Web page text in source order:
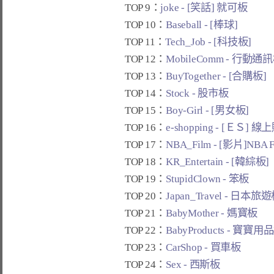
TOP 9：joke - [笑話] 就可板
TOP 10：Baseball - [棒球]
TOP 11：Tech_Job - [科技板]
TOP 12：MobileComm - 行動通
TOP 13：BuyTogether - [合購板]
TOP 14： Stock - 股市板
TOP 15：Boy-Girl - [男女板]
TOP 16：e-shopping - [ＥＳ] 線
TOP 17：NBA_Film - [影片]NBA
TOP 18：KR_Entertain - [韓綜板]
TOP 19： StupidClown - 笨板
TOP 20：Japan_Travel - 日本旅遊
TOP 21：BabyMother - 媽寶板
TOP 22：BabyProducts - 寶寶用
TOP 23：CarShop - 買車板
TOP 24： Sex - 西斯板